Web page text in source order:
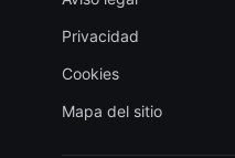
Privacidad
Cookies
Mapa del sitio